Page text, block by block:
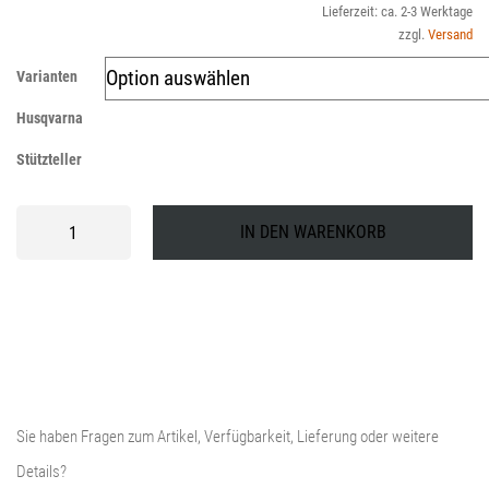
Lieferzeit: ca. 2-3 Werktage
zzgl. Versand
Varianten
Husqvarna
Stützteller
Stützteller
IN DEN WARENKORB
Sie haben Fragen zum Artikel, Verfügbarkeit, Lieferung oder weitere
Details?